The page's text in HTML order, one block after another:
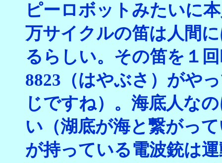
ピーロボットみたいに
万サイクルの笛は人間
るらしい。その笛を１
8823（はやぶさ）がや
じですね）。海底人な
い（湖底が海と繋がっ
が持っている電波銃は